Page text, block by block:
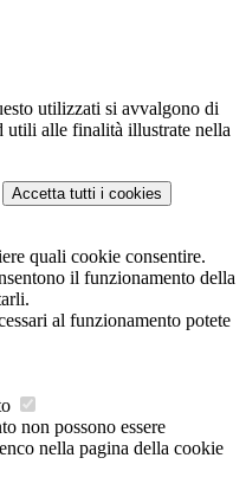
utilizzati si avvalgono di
utili alle finalità illustrate nella
Accetta tutti i cookies
quali cookie consentire.
il funzionamento della
al funzionamento potete
non possono essere
nella pagina della cookie